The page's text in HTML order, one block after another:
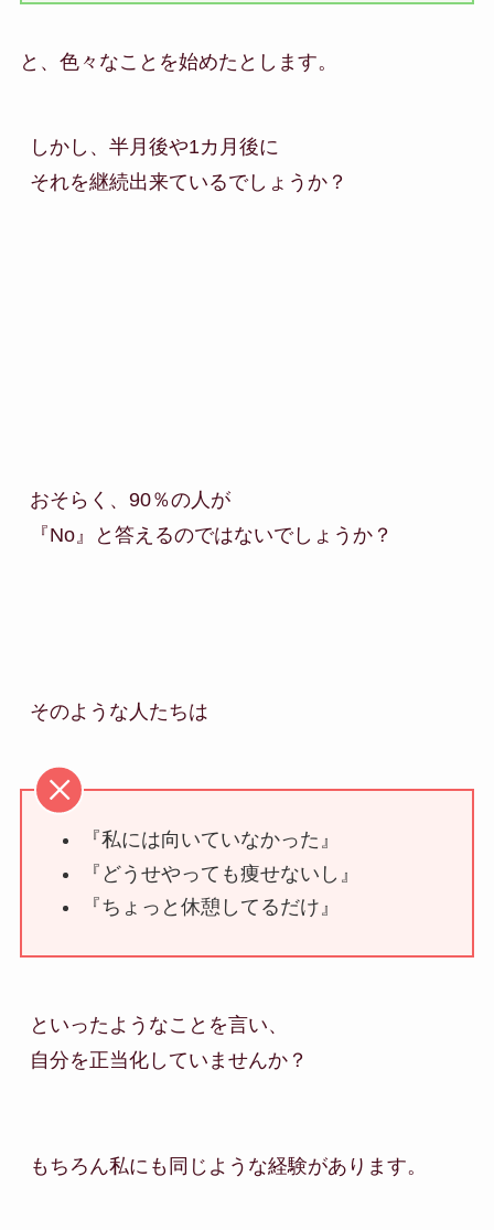
と、色々なことを始めたとします。
しかし、半月後や1カ月後に
それを継続出来ているでしょうか？
おそらく、90％の人が
『No』と答えるのではないでしょうか？
『私には向いていなかった』
『どうせやっても痩せないし』
『ちょっと休憩してるだけ』
といったようなことを言い、
自分を正当化していませんか？
もちろん私にも同じような経験があります。